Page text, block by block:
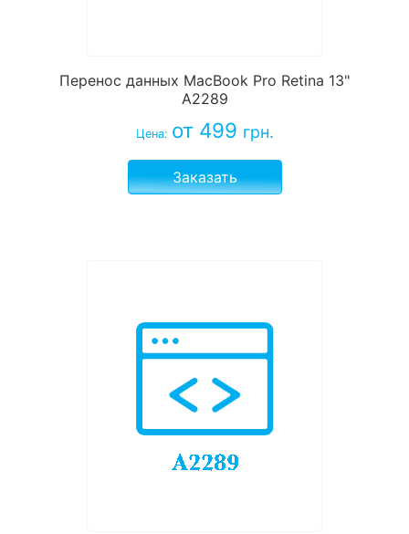
Перенос данных MacBook Pro Retina 13"
A2289
Цена: от 499 грн.
Заказать